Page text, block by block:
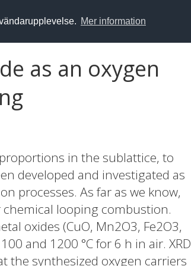
Mer information
as an oxygen
in the sublattice, to
developed and investigated as
processes. As far as we know,
looping combustion.
oxides (CuO, Mn2O3, Fe2O3,
and 1200 °C for 6 h in air. XRD
the synthesized oxygen carriers